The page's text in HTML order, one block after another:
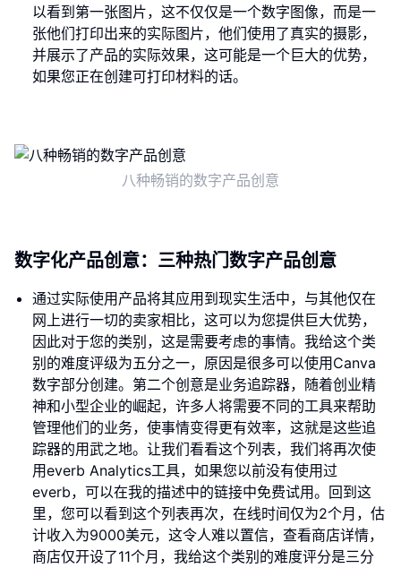
以看到第一张图片，这不仅仅是一个数字图像，而是一
张他们打印出来的实际图片，他们使用了真实的摄影，
并展示了产品的实际效果，这可能是一个巨大的优势，
如果您正在创建可打印材料的话。
八种畅销的数字产品创意
数字化产品创意：三种热门数字产品创意
通过实际使用产品将其应用到现实生活中，与其他仅在
网上进行一切的卖家相比，这可以为您提供巨大优势，
因此对于您的类别，这是需要考虑的事情。我给这个类
别的难度评级为五分之一，原因是很多可以使用Canva
数字部分创建。第二个创意是业务追踪器，随着创业精
神和小型企业的崛起，许多人将需要不同的工具来帮助
管理他们的业务，使事情变得更有效率，这就是这些追
踪器的用武之地。让我们看看这个列表，我们将再次使
用everb Analytics工具，如果您以前没有使用过
everb，可以在我的描述中的链接中免费试用。回到这
里，您可以看到这个列表再次，在线时间仅为2个月，估
计收入为9000美元，这令人难以置信，查看商店详情，
商店仅开设了11个月，我给这个类别的难度评分是三分